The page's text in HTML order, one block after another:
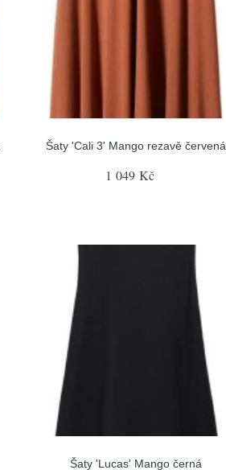
Šaty 'Cali 3' Mango rezavě červená
1 049 Kč
Šaty 'Lucas' Mango černá